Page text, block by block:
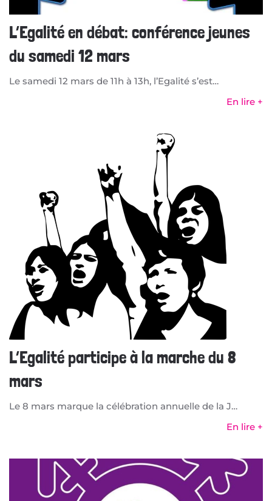
L’Egalité en débat: conférence jeunes
du samedi 12 mars
Le samedi 12 mars de 11h à 13h, l’Egalité s’est…
En lire +
L’Egalité participe à la marche du 8
mars
Le 8 mars marque la célébration annuelle de la J…
En lire +